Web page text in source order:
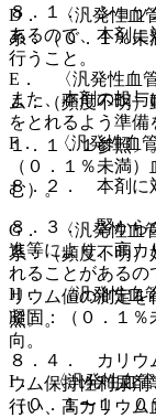
８．１． ショッ
あるので、本剤に
行うこと。
また、本剤の投
をとれるよう準備
１．１．１参照〕
８．２． 本剤に
８．３． 腎から
進等により、高カ
れることがあるの
リウム値の測定を
照〕。
８．４． カリウ
ウム保持性利尿剤
行い、高カリウム
D． 〈汎発性血
系：（０．１％未
E． 〈汎発性血
ム：（頻度不明）
F． 〈汎発性血管
（０．１％未満
む）。
G． 〈汎発性血
系：（頻度不明）
H． 〈汎発性血
凝固：（０．１％
向。
I． 〈汎発性血管
（０．１〜１．０